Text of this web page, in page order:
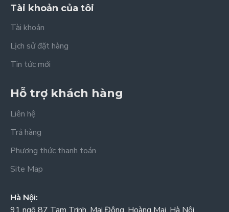
Tài khoản của tôi
Tài khoản
Lịch sử đặt hàng
Tin tức mới
Hỗ trợ khách hàng
Liên hệ
Trả hàng
Phương thức thanh toán
Site Map
Hà Nội: